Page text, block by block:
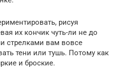
рисуя
их кончик чуть-ли не до
стрелками вам вовсе
тени или тушь. Потому как
и броские.